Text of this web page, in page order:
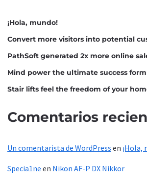
¡Hola, mundo!
Convert more visitors into potential
PathSoft generated 2x more online
Mind power the ultimate success
Stair lifts feel the freedom of your
Comentarios
Un comentarista de WordPress en ¡Hola,
Specia1ne en Nikon AF-P DX Nikkor